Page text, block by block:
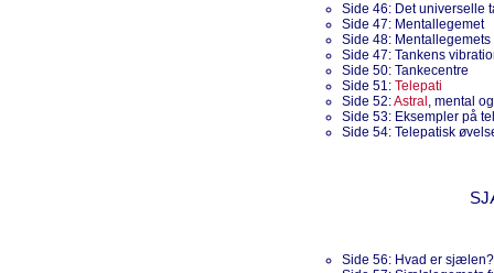
Side 46: Det universelle
Side 47: Mentallegemet
Side 48:
Side 47: Tankens
Side 50: Tankecentre
Side 51: Telepati
Side 52:Astral , mental
Side 53: Eksempler på
Side 54: Telepatisk
Side 56: Hvad er sjælen?